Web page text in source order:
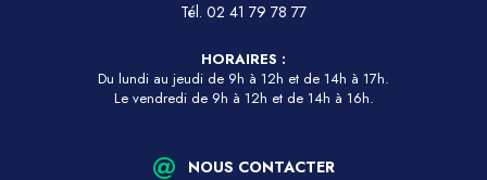
Tél. 02 41 79 78 77
HORAIRES :
Du lundi au jeudi de 9h à 12h et de 14h à 17h.
Le vendredi de 9h à 12h et de 14h à 16h.
NOUS CONTACTER